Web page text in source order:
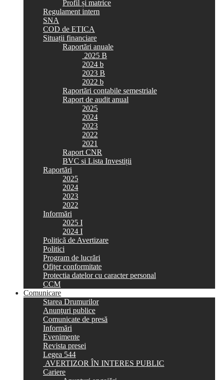
Profil și matrice
Regulament intern
SNA
COD de ETICA
Situații financiare
Raportări anuale
2025 B
2024 b
2023 B
2022 b
Raportări contabile semestriale
Raport de audit anual
2025
2024
2023
2022
2021
Raport CNR
BVC si Lista Investiții
Raportări
2025
2024
2023
2022
Informări
2025 I
2024 I
Politică de Avertizare
Politici
Program de lucrări
Ofițer conformitate
Protectia datelor cu caracter personal
CCM
Comunicare
Starea Drumurilor
Anunţuri publice
Comunicate de presă
Informări
Evenimente
Revista presei
Legea 544
AVERTIZOR ÎN INTERES PUBLIC
Cariere